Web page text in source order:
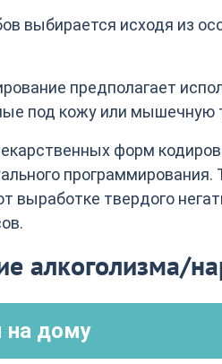
выбирается исходя из
предполагает
под кожу или мышечную
форм
программирования.
выработке твердого
алкоголизма/
на дому